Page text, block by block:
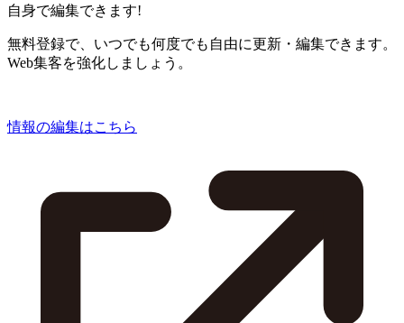
自身で編集できます!
無料登録で、いつでも何度でも自由に更新・編集できます。
Web集客を強化しましょう。
情報の編集はこちら